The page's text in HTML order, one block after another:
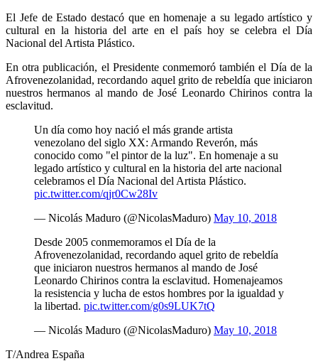
El Jefe de Estado destacó que en homenaje a su legado artístico y
cultural en la historia del arte en el país hoy se celebra el Día
Nacional del Artista Plástico.
En otra publicación, el Presidente conmemoró también el Día de la
Afrovenezolanidad, recordando aquel grito de rebeldía que iniciaron
nuestros hermanos al mando de José Leonardo Chirinos contra la
esclavitud.
Un día como hoy nació el más grande artista
venezolano del siglo XX: Armando Reverón, más
conocido como "el pintor de la luz". En homenaje a su
legado artístico y cultural en la historia del arte nacional
celebramos el Día Nacional del Artista Plástico.
pic.twitter.com/qjr0Cw28Iv
— Nicolás Maduro (@NicolasMaduro) May 10, 2018
Desde 2005 conmemoramos el Día de la
Afrovenezolanidad, recordando aquel grito de rebeldía
que iniciaron nuestros hermanos al mando de José
Leonardo Chirinos contra la esclavitud. Homenajeamos
la resistencia y lucha de estos hombres por la igualdad y
la libertad. pic.twitter.com/g0s9LUK7tQ
— Nicolás Maduro (@NicolasMaduro) May 10, 2018
T/Andrea España